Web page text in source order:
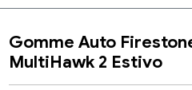
Gomme Auto
MultiHawk 2 Estivo